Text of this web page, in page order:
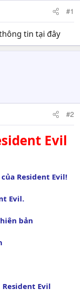
#1
tin tại đây
#2
Evil
Resident Evil!
Evil.
bản
Evil